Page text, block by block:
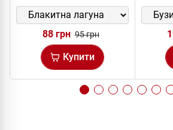
88 грн 95 грн
Купити